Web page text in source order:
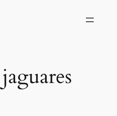
jaguares